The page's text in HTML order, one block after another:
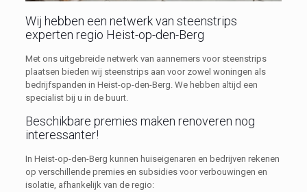
Wij hebben een netwerk van steenstrips
experten regio Heist-op-den-Berg
Met ons uitgebreide netwerk van aannemers voor steenstrips
plaatsen bieden wij steenstrips aan voor zowel woningen als
bedrijfspanden in Heist-op-den-Berg. We hebben altijd een
specialist bij u in de buurt.
Beschikbare premies maken renoveren nog
interessanter!
In Heist-op-den-Berg kunnen huiseigenaren en bedrijven rekenen
op verschillende premies en subsidies voor verbouwingen en
isolatie, afhankelijk van de regio: